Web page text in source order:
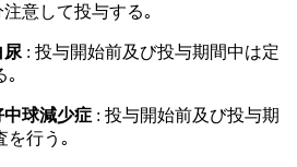
意して投与する｡
尿 : 投与開始前及び投与期間中は定
｡
中球減少症 : 投与開始前及び投与期
を行う｡